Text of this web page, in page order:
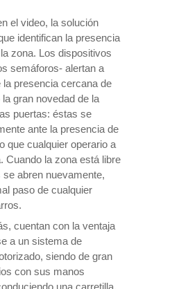
el video, la solución
identifican la presencia
zona. Los dispositivos
semáforos- alertan a
la presencia cercana de
gran novedad de la
puertas: éstas se
ante la presencia de
que cualquier operario a
Cuando la zona está libre
abren nuevamente,
paso de cualquier
cuentan con la ventaja
a un sistema de
siendo de gran
con sus manos
una carretilla,